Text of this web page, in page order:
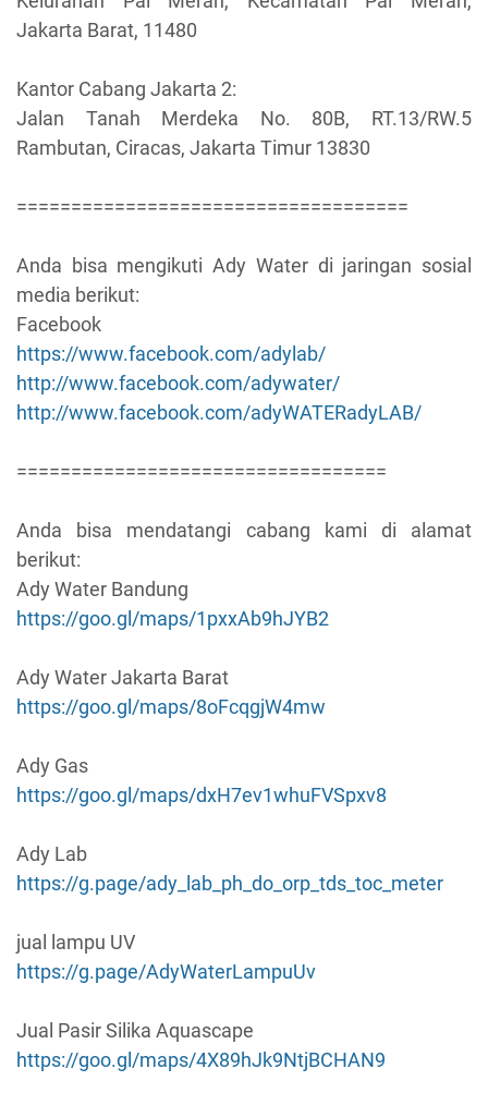
Jakarta Barat, 11480
Kantor Cabang Jakarta 2:
Jalan Tanah Merdeka No. 80B, RT.13/RW.5
Rambutan, Ciracas, Jakarta Timur 13830
====================================
Anda bisa mengikuti Ady Water di jaringan sosial
media berikut:
Facebook
https://www.facebook.com/adylab/
http://www.facebook.com/adywater/
http://www.facebook.com/adyWATERadyLAB/
==================================
Anda bisa mendatangi cabang kami di alamat
berikut:
Ady Water Bandung
https://goo.gl/maps/1pxxAb9hJYB2
Ady Water Jakarta Barat
https://goo.gl/maps/8oFcqgjW4mw
Ady Gas
https://goo.gl/maps/dxH7ev1whuFVSpxv8
Ady Lab
https://g.page/ady_lab_ph_do_orp_tds_toc_meter
jual lampu UV
https://g.page/AdyWaterLampuUv
Jual Pasir Silika Aquascape
https://goo.gl/maps/4X89hJk9NtjBCHAN9